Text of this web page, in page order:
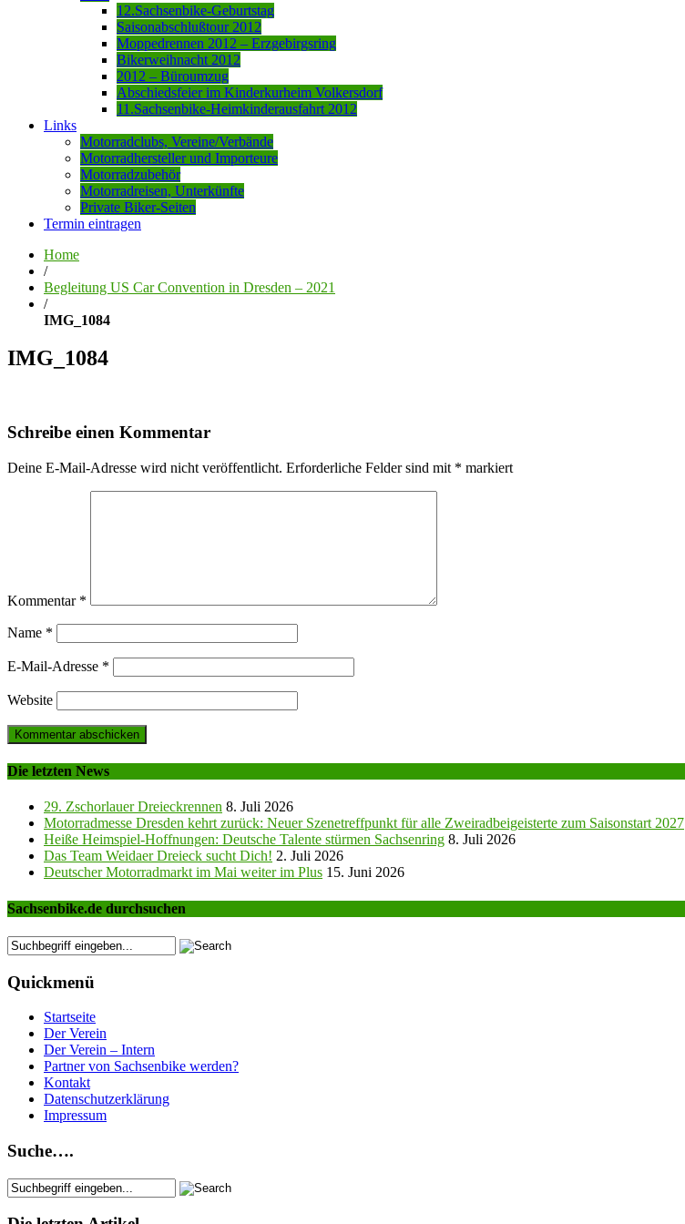
12.Sachsenbike-Geburtstag
Saisonabschlußtour 2012
Moppedrennen 2012 – Erzgebirgsring
Bikerweihnacht 2012
2012 – Büroumzug
Abschiedsfeier im Kinderkurheim Volkersdorf
11.Sachsenbike-Heimkinderausfahrt 2012
Links
Motorradclubs, Vereine/Verbände
Motorradhersteller und Importeure
Motorradzubehör
Motorradreisen, Unterkünfte
Private Biker-Seiten
Termin eintragen
Home
/
Begleitung US Car Convention in Dresden – 2021
/
IMG_1084
IMG_1084
Schreibe einen Kommentar
Deine E-Mail-Adresse wird nicht veröffentlicht. Erforderliche Felder sind mit * markiert
Kommentar *
Name *
E-Mail-Adresse *
Website
Die letzten News
29. Zschorlauer Dreieckrennen 8. Juli 2026
Motorradmesse Dresden kehrt zurück: Neuer Szenetreffpunkt für alle Zweiradbeigeisterte zum Saisonstart 2027
Heiße Heimspiel-Hoffnungen: Deutsche Talente stürmen Sachsenring 8. Juli 2026
Das Team Weidaer Dreieck sucht Dich! 2. Juli 2026
Deutscher Motorradmarkt im Mai weiter im Plus 15. Juni 2026
Sachsenbike.de durchsuchen
Quickmenü
Startseite
Der Verein
Der Verein – Intern
Partner von Sachsenbike werden?
Kontakt
Datenschutzerklärung
Impressum
Suche….